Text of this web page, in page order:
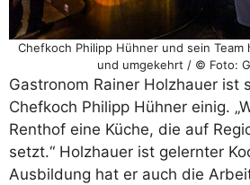
Chefkoch Philipp Hühner und sein Team
und umgekehrt / © Foto:
Gastronom Rainer Holzhauer ist
Chefkoch Philipp Hühner einig.
Renthof eine Küche, die auf
setzt.“ Holzhauer ist gelernter
Ausbildung hat er auch die